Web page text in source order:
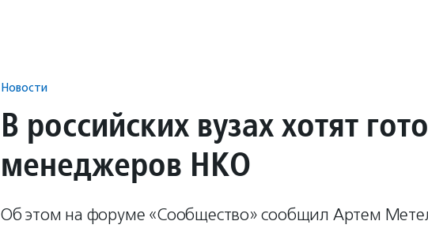
Новости
В российских вузах хотят
менеджеров НКО
Об этом на форуме «Сообщество» сообщил Артем